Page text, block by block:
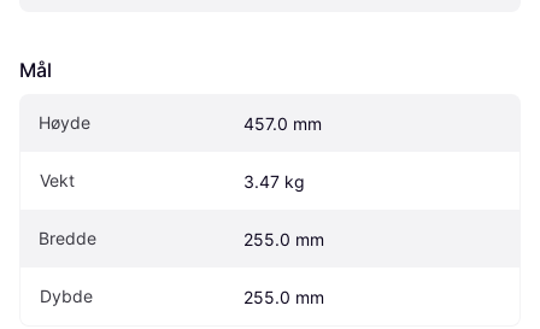
Mål
Høyde 457.0 mm
Vekt 3.47 kg
Bredde 255.0 mm
Dybde 255.0 mm